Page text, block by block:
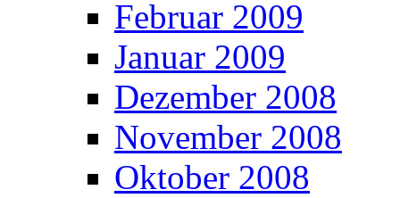
Februar 2009
Januar 2009
Dezember 2008
November 2008
Oktober 2008